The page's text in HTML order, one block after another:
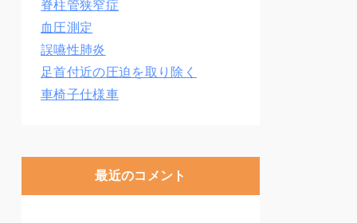
脊柱管狭窄症
血圧測定
誤嚥性肺炎
足首付近の圧迫を取り除く
車椅子仕様車
最近のコメント